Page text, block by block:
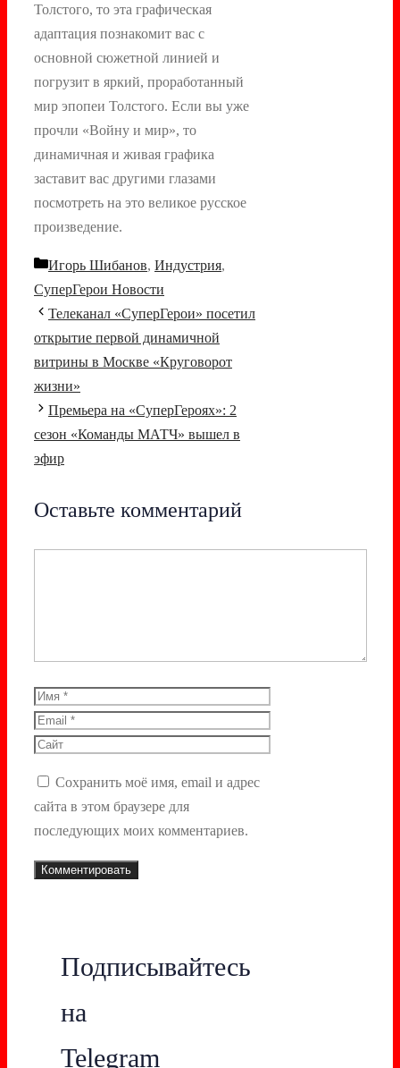
Толстого, то эта графическая
адаптация познакомит вас с
основной сюжетной линией и
погрузит в яркий, проработанный
мир эпопеи Толстого. Если вы уже
прочли «Войну и мир», то
динамичная и живая графика
заставит вас другими глазами
посмотреть на это великое русское
произведение.
Рубрики
Игорь Шибанов, Индустрия,
СуперГерои Новости
Навигация
записи
Телеканал «СуперГерои» посетил
открытие первой динамичной
витрины в Москве «Круговорот
жизни»
Премьера на «СуперГероях»: 2
сезон «Команды МАТЧ» вышел в
эфир
Оставьте комментарий
Имя
Email
Сайт
Сохранить моё имя, email и адрес
сайта в этом браузере для
последующих моих комментариев.
Подписывайтесь
на
Telegram